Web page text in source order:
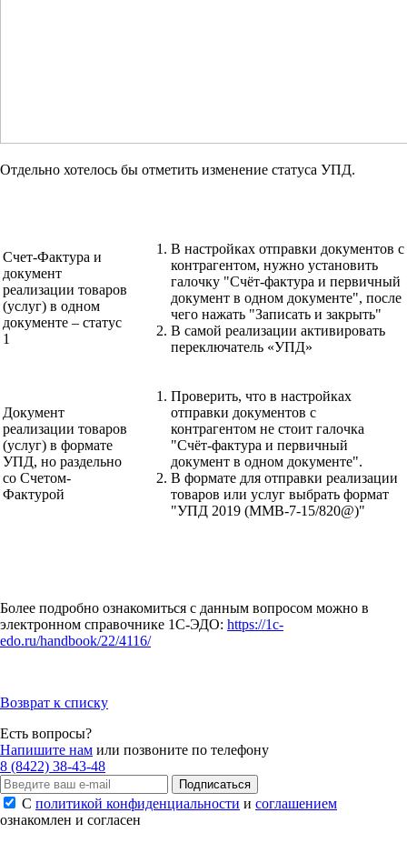
Отдельно хотелось бы отметить изменение статуса УПД.
Счет-Фактура и
документ
реализации товаров
(услуг) в одном
документе – статус
1
В настройках отправки документов с
контрагентом, нужно установить
галочку "Счёт-фактура и первичный
документ в одном документе", после
чего нажать "Записать и закрыть"
В самой реализации активировать
переключатель «УПД»
Документ
реализации товаров
(услуг) в формате
УПД, но раздельно
со Счетом-
Фактурой
Проверить, что в настройках
отправки документов с
контрагентом не стоит галочка
"Счёт-фактура и первичный
документ в одном документе".
В формате для отправки реализации
товаров или услуг выбрать формат
"УПД 2019 (ММВ-7-15/820@)"
Более подробно ознакомиться с данным вопросом можно в
электронном справочнике 1С-ЭДО: https://1c-
edo.ru/handbook/22/4116/
Возврат к списку
Есть вопросы?
Напишите нам или позвоните по телефону
8 (8422) 38-43-48
Подписаться
С политикой конфиденциальности и соглашением
ознакомлен и согласен